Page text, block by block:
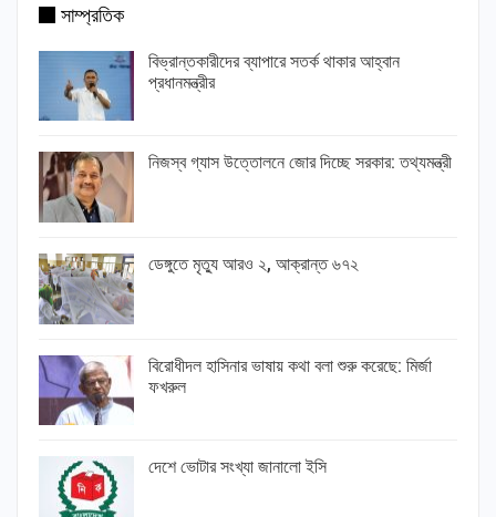
সাম্প্রতিক
বিভ্রান্তকারীদের ব্যাপারে সতর্ক থাকার আহ্বান
প্রধানমন্ত্রীর
নিজস্ব গ্যাস উত্তোলনে জোর দিচ্ছে সরকার: তথ্যমন্ত্রী
ডেঙ্গুতে মৃত্যু আরও ২, আক্রান্ত ৬৭২
বিরোধীদল হাসিনার ভাষায় কথা বলা শুরু করেছে: মির্জা
ফখরুল
দেশে ভোটার সংখ্যা জানালো ইসি